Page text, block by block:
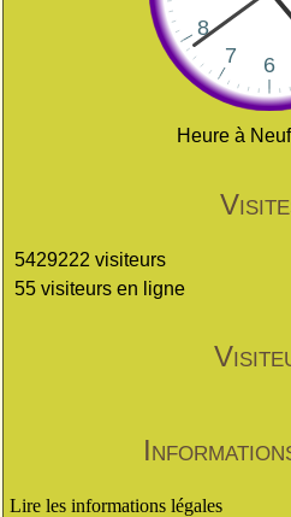
Heure à
5429222 visiteurs
55 visiteurs en ligne
Lire les informations légales